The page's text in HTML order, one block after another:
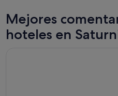
Mejores
hoteles en